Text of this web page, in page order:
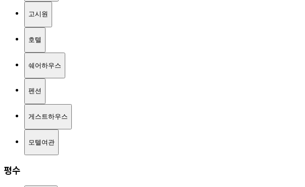
고시원
호텔
쉐어하우스
펜션
게스트하우스
모텔여관
평수